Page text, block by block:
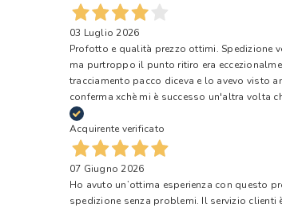
03 Luglio 2026
Profotto e qualità prezzo ottimi. Spedizione
ma purtroppo il punto ritiro era
tracciamento pacco diceva e lo avevo visto
conferma xchè mi è successo un'altra volta
Acquirente verificato
07 Giugno 2026
Ho avuto un’ottima esperienza con questo
spedizione senza problemi. Il servizio